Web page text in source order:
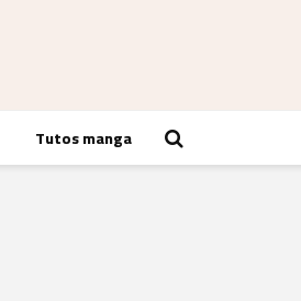
Tutos manga